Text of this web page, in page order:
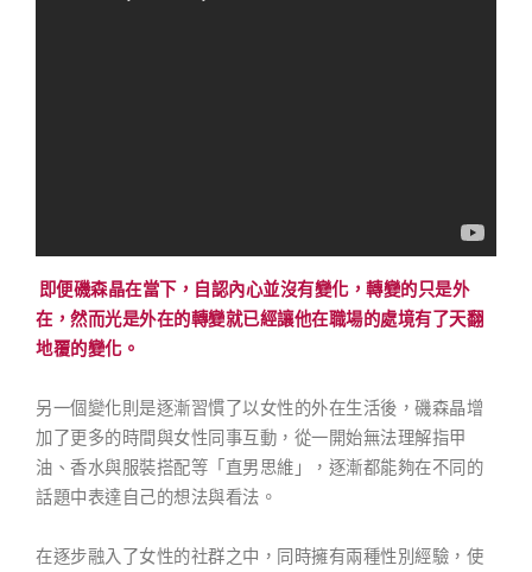
即便磯森晶在當下，自認內心並沒有變化，轉變的只是外
在，然而光是外在的轉變就已經讓他在職場的處境有了天翻
地覆的變化。
另一個變化則是逐漸習慣了以女性的外在生活後，磯森晶增
加了更多的時間與女性同事互動，從一開始無法理解指甲
油、香水與服裝搭配等「直男思維」，逐漸都能夠在不同的
話題中表達自己的想法與看法。
在逐步融入了女性的社群之中，同時擁有兩種性別經驗，使